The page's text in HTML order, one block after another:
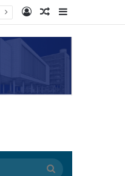
Log InRandom Article
Sidebar
Buscar